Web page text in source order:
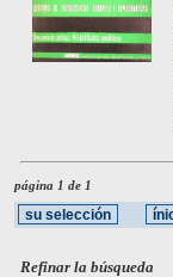
página 1 de 1
Refinar la búsqueda